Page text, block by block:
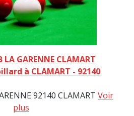
LA GARENNE CLAMART
à CLAMART - 92140
92140 CLAMART Voir
plus